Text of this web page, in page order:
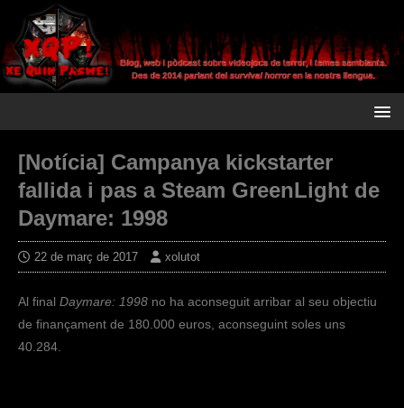
[Notícia] Campanya kickstarter
fallida i pas a Steam GreenLight de
Daymare: 1998
22 de març de 2017 xolutot
Al final Daymare: 1998 no ha aconseguit arribar al seu objectiu
de finançament de 180.000 euros, aconseguint soles uns
40.284.